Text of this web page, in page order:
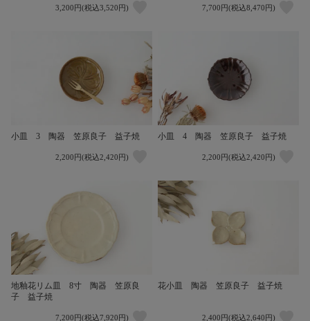
3,200円(税込3,520円) 7,700円(税込8,470円)
小皿 3 陶器 笠原良子 益子焼
2,200円(税込2,420円)
小皿 4 陶器 笠原良子 益子焼
2,200円(税込2,420円)
地釉花リム皿 8寸 陶器 笠原良
子 益子焼
7,200円(税込7,920円)
花小皿 陶器 笠原良子 益子焼
2,400円(税込2,640円)